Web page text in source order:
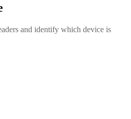
and identify which device is